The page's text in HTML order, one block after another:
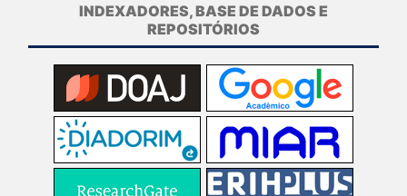
INDEXADORES, BASE DE DADOS E
REPOSITÓRIOS